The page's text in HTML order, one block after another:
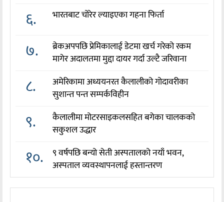
६. भारतबाट चोरेर ल्याइएका गहना फिर्ता
७.
ब्रेकअपपछि प्रेमिकालाई डेटमा खर्च गरेको रकम
मागेर अदालतमा मुद्दा दायर गर्दा उल्टै जरिवाना
८.
अमेरिकामा अध्ययनरत कैलालीको गोदावरीका
सुशान्त पन्त सम्पर्कविहीन
९.
कैलालीमा मोटरसाइकलसहित बगेका चालकको
सकुशल उद्धार
१०.
९ वर्षपछि बन्यो सेती अस्पतालको नयाँ भवन,
अस्पताल व्यवस्थापनलाई हस्तान्तरण